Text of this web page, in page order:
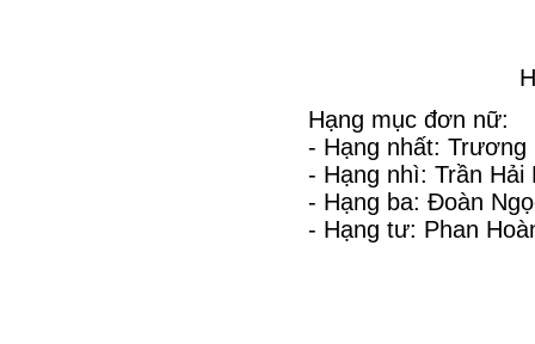
Hạng mục đơn nữ:
- Hạng nhất: Trương
- Hạng nhì: Trần Hải
- Hạng ba: Đoàn
- Hạng tư: Phan